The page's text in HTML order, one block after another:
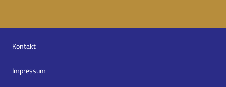
Kontakt
Impressum